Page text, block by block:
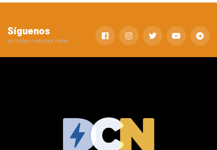
Síguenos
en todas nuestras redes